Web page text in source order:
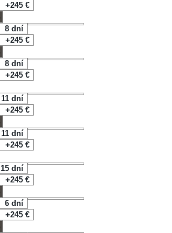
+245 €
8 dní
+245 €
8 dní
+245 €
11 dní
+245 €
11 dní
+245 €
15 dní
+245 €
6 dní
+245 €